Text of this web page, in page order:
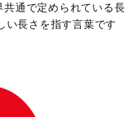
共通で定められている長
い長さを指す言葉です